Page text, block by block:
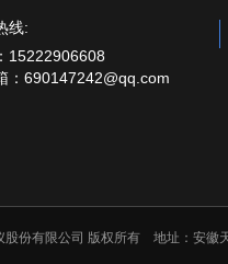
线:
15222906608
690147242@qq.com
股份有限公司 版权所有 地址：安